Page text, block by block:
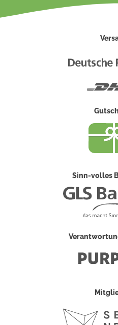
Sinn-volles